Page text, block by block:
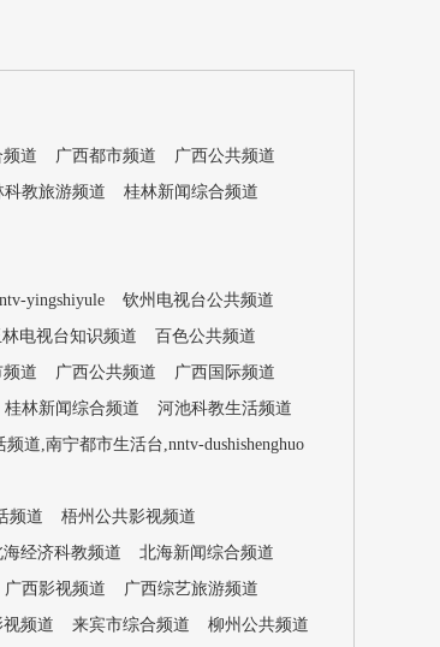
道 广西都市频道
广西公共频道
科教旅游频道
桂林新闻综合频道
yingshiyule
钦州电视台公共频道
林电视台知识频道
百色公共频道
道 广西公共频道
广西国际频道
桂林新闻综合频道
河池科教生活频道
道,南宁都市生活台,nntv-dushishenghuo
频道
梧州公共影视频道
海经济科教频道
北海新闻综合频道
广西影视频道
广西综艺旅游频道
频道 来宾市综合频道
柳州公共频道